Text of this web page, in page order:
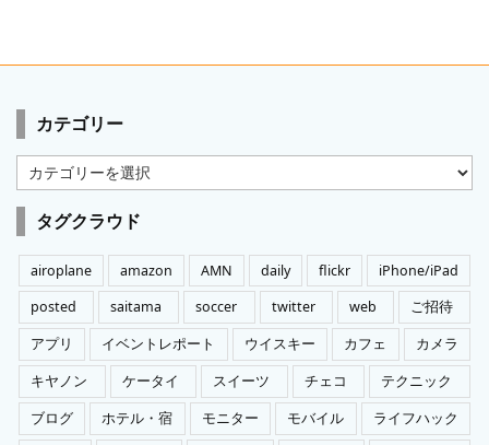
カテゴリー
カ
テ
ゴ
リ
ー
タグクラウド
airoplane amazon AMN daily flickr
iPhone/iPad
posted
saitama soccer twitter web
ご招待
アプリ
イベントレポート ウイスキー カフェ
カメラ
キヤノン
ケータイ スイーツ チェコ
テクニック
ブログ
ホテル・宿 モニター モバイル
ライフハック